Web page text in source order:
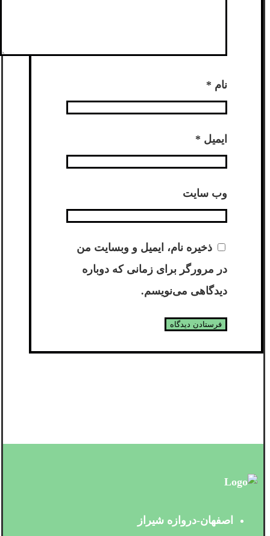
نام *
ایمیل *
وب‌ سایت
ذخیره نام، ایمیل و وبسایت من
در مرورگر برای زمانی که دوباره
دیدگاهی می‌نویسم.
اصفهان-دروازه شیراز